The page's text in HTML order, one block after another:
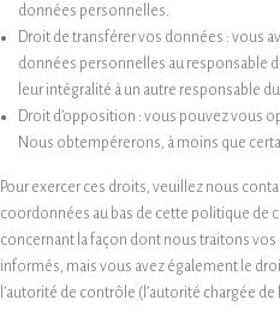
données personnelles.
Droit de transférer vos données : vous
données personnelles au responsable
leur intégralité à un autre responsable
Droit d’opposition : vous pouvez vous
Nous obtempérerons, à moins que
Pour exercer ces droits, veuillez nous
coordonnées au bas de cette politique de
concernant la façon dont nous traitons
informés, mais vous avez également le
l’autorité de contrôle (l’autorité chargée